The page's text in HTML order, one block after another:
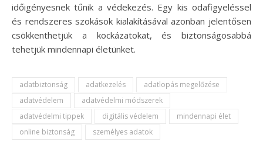
időigényesnek tűnik a védekezés. Egy kis odafigyeléssel
és rendszeres szokások kialakításával azonban jelentősen
csökkenthetjük a kockázatokat, és biztonságosabbá
tehetjük mindennapi életünket.
adatbiztonság adatkezelés
adatlopás megelőzése
adatvédelem
adatvédelmi módszerek
adatvédelmi tippek
digitális védelem
mindennapi élet
online biztonság
személyes adatok